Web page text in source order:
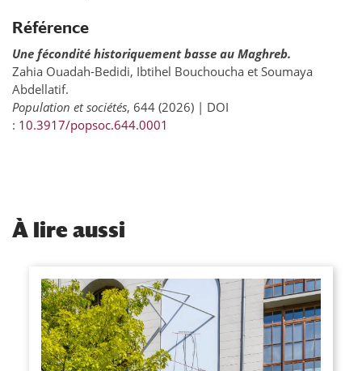
Référence
Une fécondité historiquement basse au Maghreb.
Zahia Ouadah-Bedidi, Ibtihel Bouchoucha et Soumaya
Abdellatif.
Population et sociétés, 644 (2026) | DOI
: 10.3917/popsoc.644.0001
À lire aussi